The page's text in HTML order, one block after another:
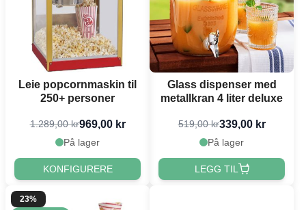
Leie popcornmaskin til
250+ personer
1.289,00 kr969,00 kr
På lager
KONFIGURERE
Glass dispenser med
metallkran 4 liter deluxe
519,00 kr339,00 kr
På lager
LEGG TIL
23%